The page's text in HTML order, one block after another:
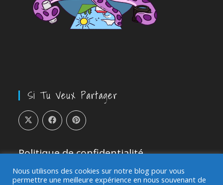
Si Tu Veux Partager
Politique de confidentialité
Sites partenaires et référents:
Nous utilisons des cookies sur notre blog pour vous
permettre une meilleure expérience en nous souvenant de